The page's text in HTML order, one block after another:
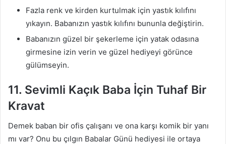
Fazla renk ve kirden kurtulmak için yastık kılıfını
yıkayın. Babanızın yastık kılıfını bununla değiştirin.
Babanızın güzel bir şekerleme için yatak odasına
girmesine izin verin ve güzel hediyeyi görünce
gülümseyin.
11. Sevimli Kaçık Baba İçin Tuhaf Bir
Kravat
Demek baban bir ofis çalışanı ve ona karşı komik bir yanı
mı var? Onu bu çılgın Babalar Günü hediyesi ile ortaya